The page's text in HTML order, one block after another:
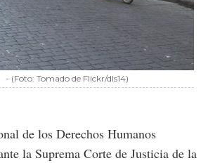
- (Foto: Tomado de Flickr/dls14)
de los Derechos Humanos
la Suprema Corte de Justicia de la